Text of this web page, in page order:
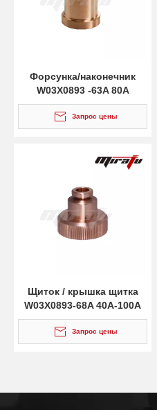
Форсунка/наконечник
W03X0893 -63A 80A
Запрос цены
Щиток / крышка щитка
W03X0893-68A 40A-100A
Запрос цены